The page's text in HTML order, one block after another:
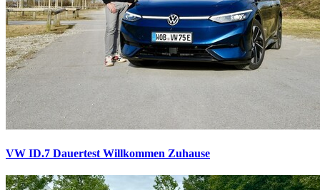
VW ID.7 Dauertest Willkommen Zuhause